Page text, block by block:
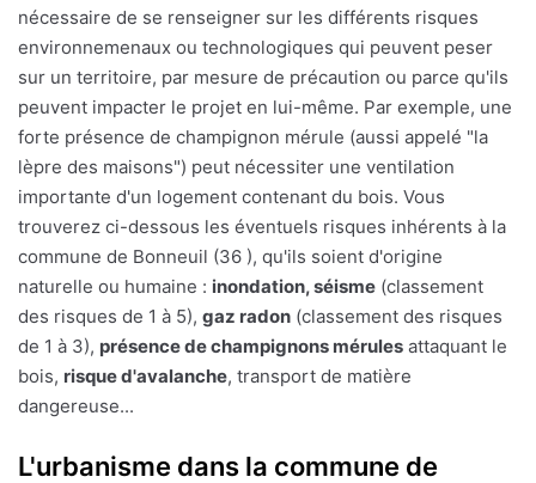
nécessaire de se renseigner sur les différents risques
environnemenaux ou technologiques qui peuvent peser
sur un territoire, par mesure de précaution ou parce qu'ils
peuvent impacter le projet en lui-même. Par exemple, une
forte présence de champignon mérule (aussi appelé "la
lèpre des maisons") peut nécessiter une ventilation
importante d'un logement contenant du bois. Vous
trouverez ci-dessous les éventuels risques inhérents à la
commune de Bonneuil (36 ), qu'ils soient d'origine
naturelle ou humaine : inondation, séisme (classement
des risques de 1 à 5), gaz radon (classement des risques
de 1 à 3), présence de champignons mérules attaquant le
bois, risque d'avalanche, transport de matière
dangereuse...
L'urbanisme dans la commune de